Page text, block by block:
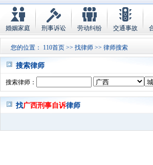
婚姻家庭 刑事诉讼 劳动纠纷 交通事故
您的位置： 110首页 >> 找律师 >> 律师搜索
搜索律师
搜索律师：
找广西刑事自诉律师